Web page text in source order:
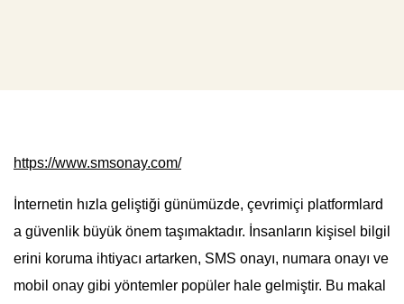
https://www.smsonay.com/
İnternetin hızla geliştiği günümüzde, çevrimiçi platformlard
a güvenlik büyük önem taşımaktadır. İnsanların kişisel bilgil
erini koruma ihtiyacı artarken, SMS onayı, numara onayı ve
mobil onay gibi yöntemler popüler hale gelmiştir. Bu makal